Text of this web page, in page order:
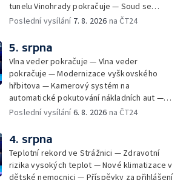
tunelu Vinohrady pokračuje — Soud se
žhářem zlínského baru — Odložení bourání
Czech Rally Zlín — Začal 7. ročník festivalu
Pop Messe — Přestavba mostu v Hodoníně
— Fenomén památníčků
Poslední vysílání 7. 8. 2026 na ČT24
5. srpna
Vlna veder pokračuje — Vlna veder
pokračuje — Modernizace vyškovského
hřbitova — Kamerový systém na
automatické pokutování nákladních aut —
Demolice vyhořelé budovy ve Zlíně — Případ
stadionu na Vyškovsku — Výstraha před
bouřkami — Brno hostí Mezinárodní kytarový
festival — Očkování po kousnutí netopýrem
Poslední vysílání6. 8. 2026 na ČT24
4. srpna
Teplotní rekord ve Strážnici — Zdravotní
rizika vysokých teplot — Nové klimatizace v
dětské nemocnici — Příspěvky za přihlášení